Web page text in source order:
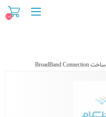
(۰)
ساخت BroadBand Connection